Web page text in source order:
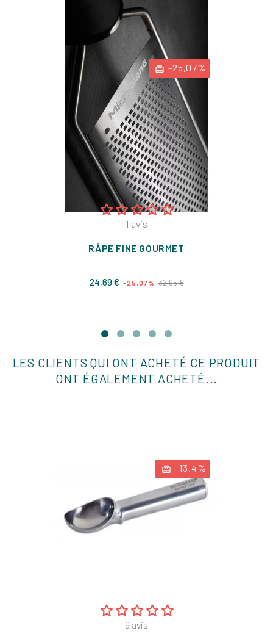
-25,07%
1 avis
RÂPE FINE GOURMET
24,69 € Prix
-25,07% 32,95 €Prix
LES CLIENTS QUI ONT ACHETÉ CE PRODUIT
ONT ÉGALEMENT ACHETÉ...
-13,4%
9 avis